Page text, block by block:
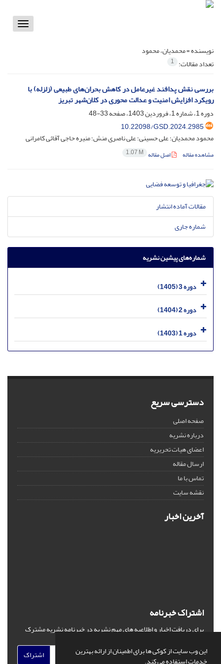
این وب سایت از کوکی ها برای اطمینان از ارائه بهترین
خدمات استفاده می کند.
Toggle
نویسنده =محمدیان، محمود
تعداد مقالات: 1
بررسی نقش پدافند غیرعامل در کاهش بحران‌های طبیعی (زلزله) با
رویکرد افزایش امنیت و عدالت محوری در کلان‌شهر تبریز
دوره 1، شماره 1، فروردین 1403، صفحه
33-48
10.22098/GSD.2024.2985
محمود محمدیان؛ علی حسینی؛ علی ناصری منش؛ منیره حاجی آقائی کامرانی
مشاهده مقاله اصل مقاله 1.07 M
مقالات آماده انتشار
شماره جاری
شماره‌های پیشین نشریه
دوره 3 (1405)
دوره 2 (1404)
دوره 1 (1403)
دسترسی سریع
صفحه اصلی
درباره نشریه
اعضای هیات تحریریه
ارسال مقاله
تماس با ما
نقشه سایت
آخرین اخبار
اشتراک خبرنامه
برای دریافت اخبار و اطلاعیه های مهم نشریه در خبرنامه نشریه مشترک
اشتراک